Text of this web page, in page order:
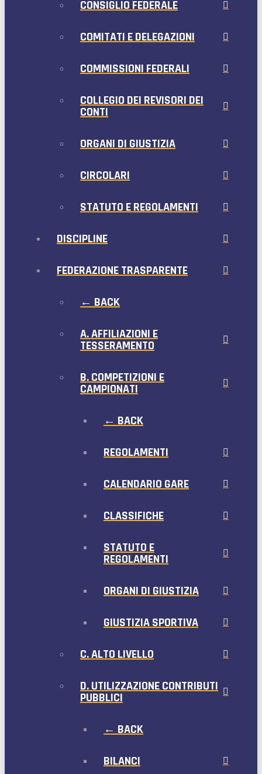
CONSIGLIO FEDERALE
COMITATI E DELEGAZIONI
COMMISSIONI FEDERALI
COLLEGIO DEI REVISORI DEI
CONTI
ORGANI DI GIUSTIZIA
CIRCOLARI
STATUTO E REGOLAMENTI
DISCIPLINE
FEDERAZIONE TRASPARENTE
← BACK
A. AFFILIAZIONI E
TESSERAMENTO
B. COMPETIZIONI E
CAMPIONATI
← BACK
REGOLAMENTI
CALENDARIO GARE
CLASSIFICHE
STATUTO E
REGOLAMENTI
ORGANI DI GIUSTIZIA
GIUSTIZIA SPORTIVA
C. ALTO LIVELLO
D. UTILIZZAZIONE CONTRIBUTI
PUBBLICI
← BACK
BILANCI